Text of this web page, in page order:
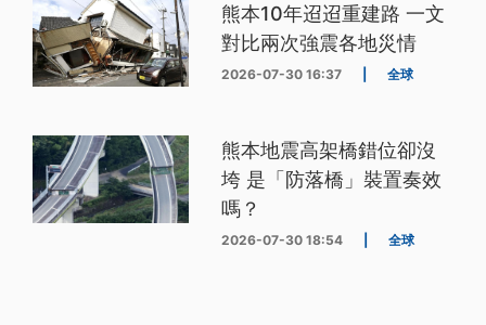
熊本10年迢迢重建路 一文
對比兩次強震各地災情
2026-07-30 16:37 全球
熊本地震高架橋錯位卻沒
垮 是「防落橋」裝置奏效
嗎？
2026-07-30 18:54 全球